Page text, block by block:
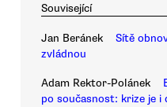
Související
Jan Beránek
Sítě
zvládnou
Adam Rektor-Polánek
po současnost: krize je i